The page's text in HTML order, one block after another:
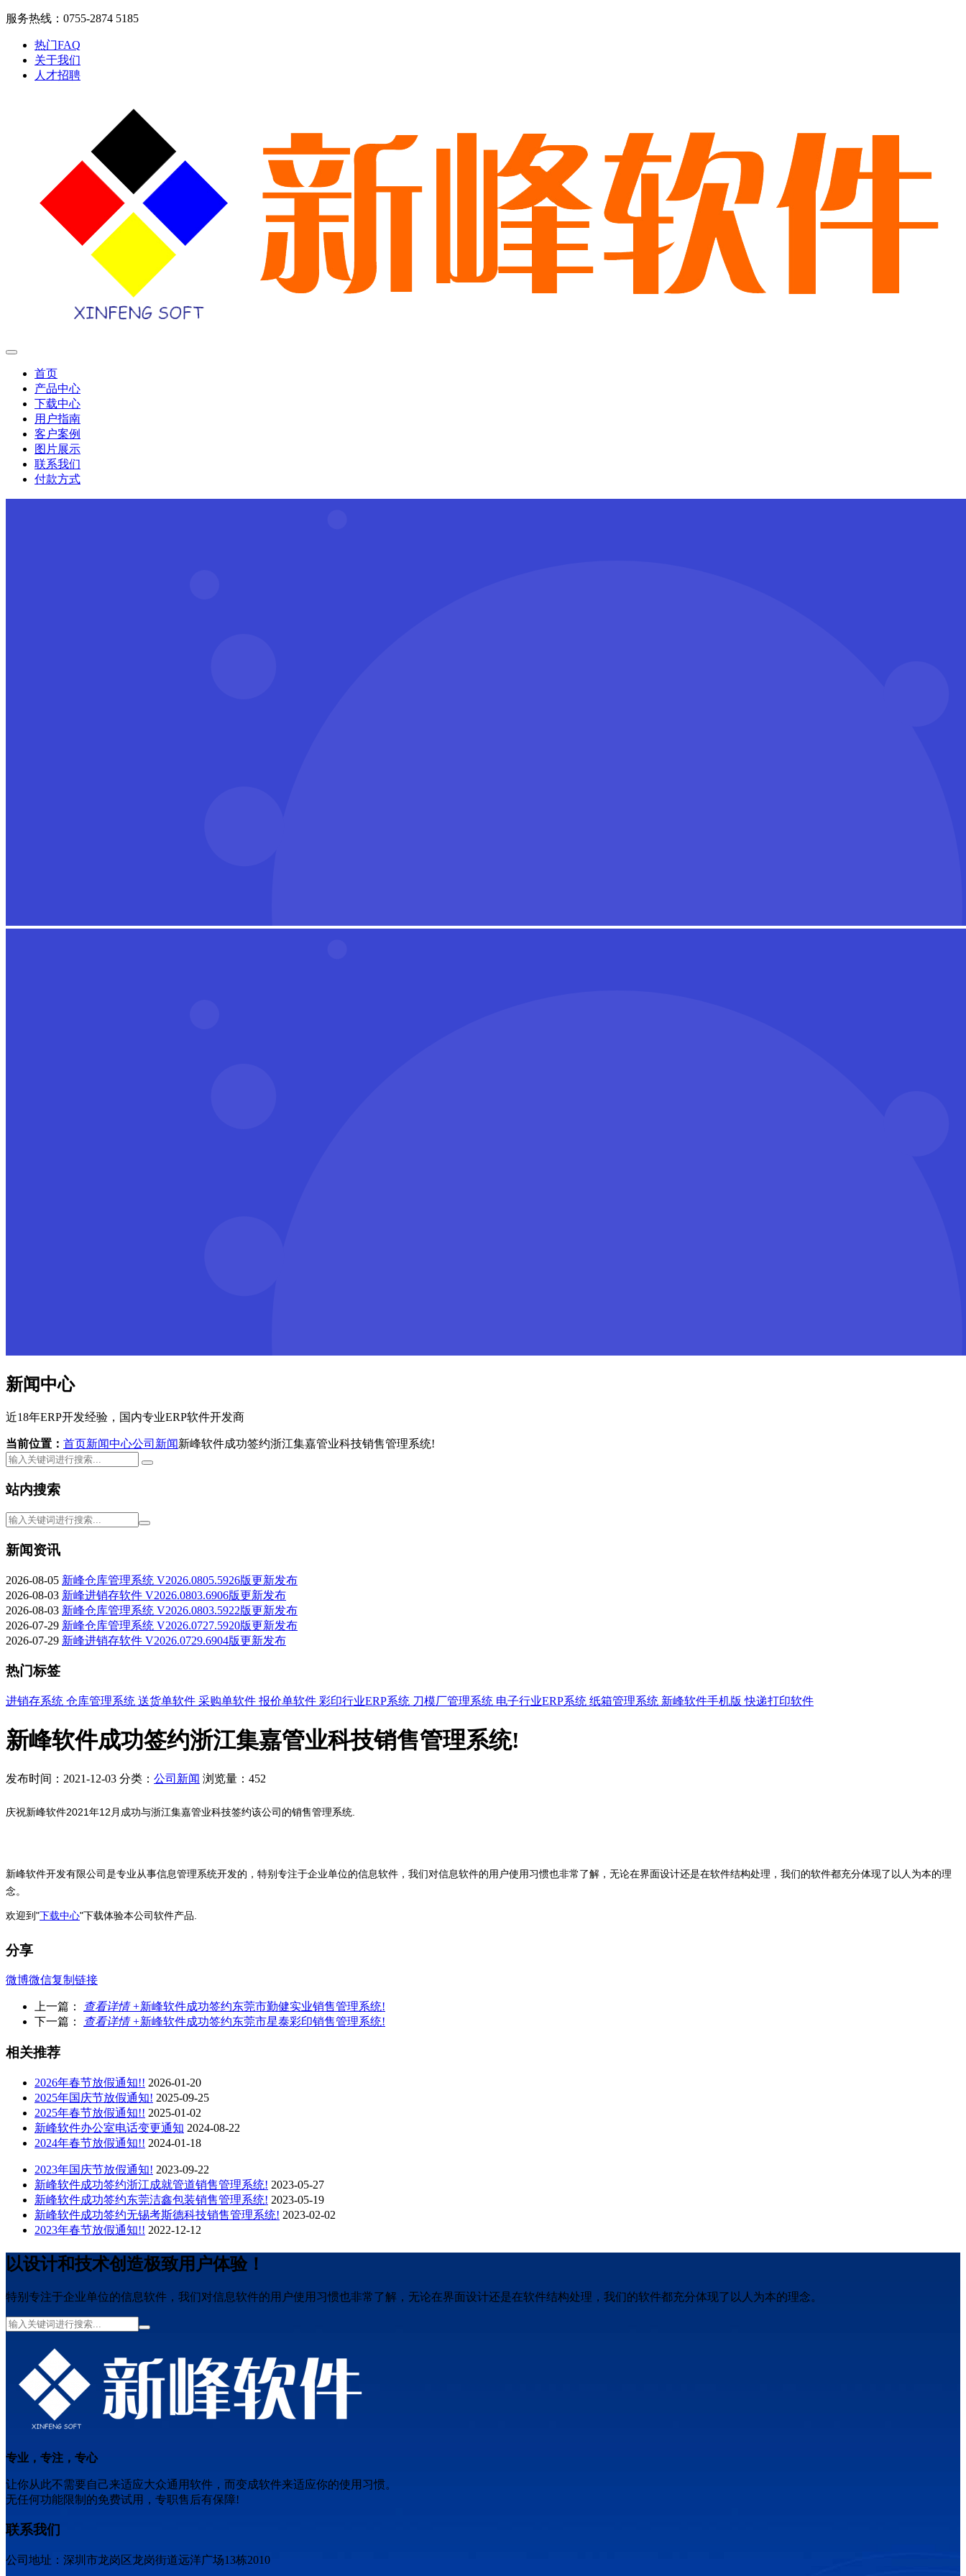
服务热线：0755-2874 5185
热门FAQ
关于我们
人才招聘
首页
产品中心
下载中心
用户指南
客户案例
图片展示
联系我们
付款方式
新闻中心
近18年ERP开发经验，国内专业ERP软件开发商
当前位置： 首页新闻中心公司新闻新峰软件成功签约浙江集嘉管业科技销售管理系统!
站内搜索
新闻资讯
2026-08-05 新峰仓库管理系统 V2026.0805.5926版更新发布
2026-08-03 新峰进销存软件 V2026.0803.6906版更新发布
2026-08-03 新峰仓库管理系统 V2026.0803.5922版更新发布
2026-07-29 新峰仓库管理系统 V2026.0727.5920版更新发布
2026-07-29 新峰进销存软件 V2026.0729.6904版更新发布
热门标签
进销存系统 仓库管理系统 送货单软件 采购单软件 报价单软件 彩印行业ERP系统 刀模厂管理系统 电子行业ERP系统 纸箱管理系统 新峰软件手机版快递打印软件
新峰软件成功签约浙江集嘉管业科技销售管理系统!
发布时间：2021-12-03 分类： 公司新闻 浏览量：452
庆祝新峰软件2021年12月成功与浙江集嘉管业科技签约该公司的销售管理系统.
新峰软件开发有限公司是专业从事信息管理系统开发的，特别专注于企业单位的信息软件，我们对信息软件的用户使用习惯也非常了解，无论在界面设计还是在软件结构处理，我们的软件都充分体现了以人为本的理
念。
欢迎到"下载中心"下载体验本公司软件产品.
分享
微博微信复制链接
上一篇： 查看详情 +新峰软件成功签约东莞市勤健实业销售管理系统!
下一篇：
查看详情 +新峰软件成功签约东莞市星泰彩印销售管理系统!
相关推荐
2026年春节放假通知!! 2026-01-20
2025年国庆节放假通知! 2025-09-25
2025年春节放假通知!! 2025-01-02
新峰软件办公室电话变更通知 2024-08-22
2024年春节放假通知!! 2024-01-18
2023年国庆节放假通知! 2023-09-22
新峰软件成功签约浙江成就管道销售管理系统! 2023-05-27
新峰软件成功签约东莞洁鑫包装销售管理系统! 2023-05-19
新峰软件成功签约无锡考斯德科技销售管理系统! 2023-02-02
2023年春节放假通知!! 2022-12-12
以设计和技术创造极致用户体验！
特别专注于企业单位的信息软件，我们对信息软件的用户使用习惯也非常了解，无论在界面设计还是在软件结构处理，我们的软件都充分体现了以人为本的理念。
专业，专注，专心
让你从此不需要自己来适应大众通用软件，而变成软件来适应你的使用习惯。
无任何功能限制的免费试用，专职售后有保障!
联系我们
公司地址：深圳市龙岗区龙岗街道远洋广场13栋2010